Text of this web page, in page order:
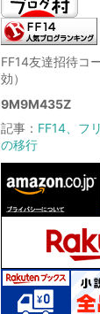
FF14友達招待コ
効）
9M9M435Z
記事： FF14、フ
の移行